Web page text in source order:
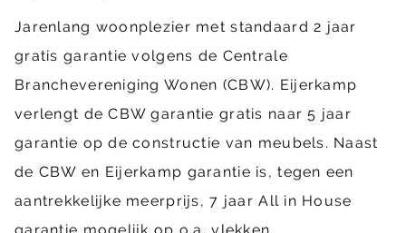
Jarenlang woonplezier met standaard 2 jaar
gratis garantie volgens de Centrale
Branchevereniging Wonen (CBW). Eijerkamp
verlengt de CBW garantie gratis naar 5 jaar
garantie op de constructie van meubels. Naast
de CBW en Eijerkamp garantie is, tegen een
aantrekkelijke meerprijs, 7 jaar All in House